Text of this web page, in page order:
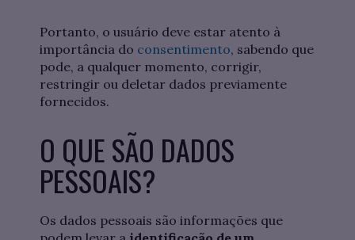
Portanto, o usuário deve estar atento à
importância do consentimento, sabendo que
pode, a qualquer momento, corrigir,
restringir ou deletar dados previamente
fornecidos.
O QUE SÃO DADOS
PESSOAIS?
Os dados pessoais são informações que